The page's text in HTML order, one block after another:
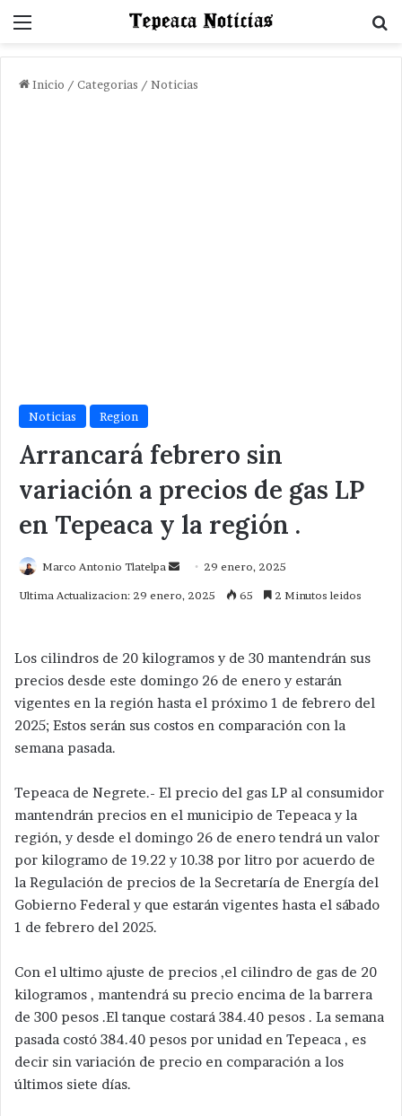
Menu
Inicio / Categorias / Noticias
Noticias Region
Arrancará febrero sin
variación a precios de gas LP
en Tepeaca y la región .
Marco Antonio Tlatelpa
Send 29 enero, 2025
Ultima Actualizacion: 29 enero, 2025 65 2 Minutos leidos
Los cilindros de 20 kilogramos y de 30 mantendrán sus
precios desde este domingo 26 de enero y estarán
vigentes en la región hasta el próximo 1 de febrero del
2025; Estos serán sus costos en comparación con la
semana pasada.
Tepeaca de Negrete.- El precio del gas LP al consumidor
mantendrán precios en el municipio de Tepeaca y la
región, y desde el domingo 26 de enero tendrá un valor
por kilogramo de 19.22 y 10.38 por litro por acuerdo de
la Regulación de precios de la Secretaría de Energía del
Gobierno Federal y que estarán vigentes hasta el sábado
1 de febrero del 2025.
Con el ultimo ajuste de precios ,el cilindro de gas de 20
kilogramos , mantendrá su precio encima de la barrera
de 300 pesos .El tanque costará 384.40 pesos . La semana
pasada costó 384.40 pesos por unidad en Tepeaca , es
decir sin variación de precio en comparación a los
últimos siete días.